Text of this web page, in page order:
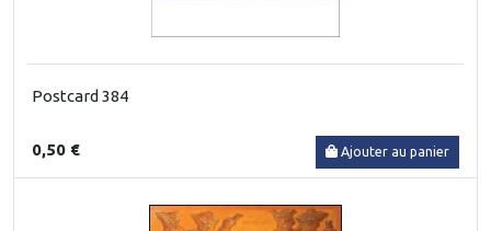
Postcard 384
0,50 € Ajouter au panier